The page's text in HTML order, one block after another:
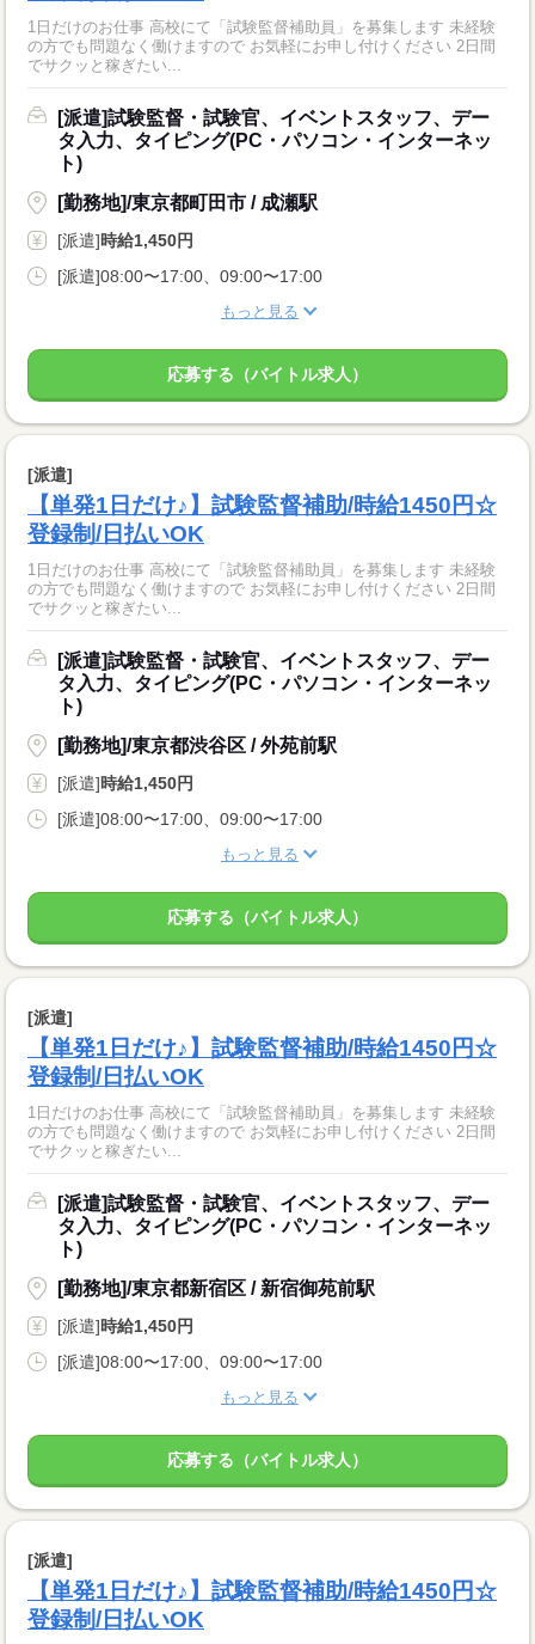
1日だけのお仕事 高校にて「試験監督補助員」を募集します 未経験
の方でも問題なく働けますので お気軽にお申し付けください 2日間
でサクッと稼ぎたい...
[派遣]試験監督・試験官、イベントスタッフ、デー
タ入力、タイピング(PC・パソコン・インターネッ
ト)
[勤務地]/東京都町田市 / 成瀬駅
[派遣]時給1,450円
[派遣]08:00〜17:00、09:00〜17:00
もっと見る
応募する（バイトル求人）
[派遣]
【単発1日だけ♪】試験監督補助/時給1450円☆
登録制/日払いOK
1日だけのお仕事 高校にて「試験監督補助員」を募集します 未経験
の方でも問題なく働けますので お気軽にお申し付けください 2日間
でサクッと稼ぎたい...
[派遣]試験監督・試験官、イベントスタッフ、デー
タ入力、タイピング(PC・パソコン・インターネッ
ト)
[勤務地]/東京都渋谷区 / 外苑前駅
[派遣]時給1,450円
[派遣]08:00〜17:00、09:00〜17:00
もっと見る
応募する（バイトル求人）
[派遣]
【単発1日だけ♪】試験監督補助/時給1450円☆
登録制/日払いOK
1日だけのお仕事 高校にて「試験監督補助員」を募集します 未経験
の方でも問題なく働けますので お気軽にお申し付けください 2日間
でサクッと稼ぎたい...
[派遣]試験監督・試験官、イベントスタッフ、デー
タ入力、タイピング(PC・パソコン・インターネッ
ト)
[勤務地]/東京都新宿区 / 新宿御苑前駅
[派遣]時給1,450円
[派遣]08:00〜17:00、09:00〜17:00
もっと見る
応募する（バイトル求人）
[派遣]
【単発1日だけ♪】試験監督補助/時給1450円☆
登録制/日払いOK